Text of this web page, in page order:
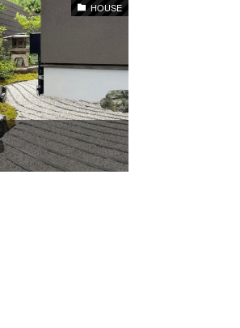
HOUSE